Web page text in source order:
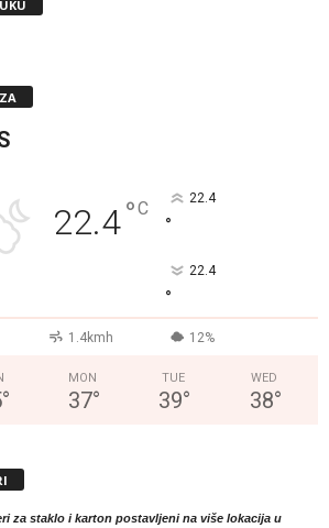
22.4°C 22.4
°
22.4
°
1.4kmh 12%
°
MON
37°
TUE
39°
WED
38°
za staklo i karton postavljeni na više lokacija u